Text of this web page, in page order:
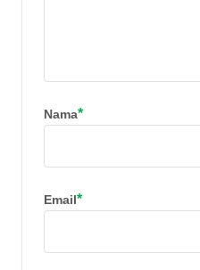
Nama*
Email*